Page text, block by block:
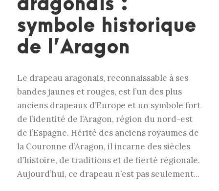
aragonais :
symbole historique
de l’Aragon
Le drapeau aragonais, reconnaissable à ses
bandes jaunes et rouges, est l’un des plus
anciens drapeaux d’Europe et un symbole fort
de l’identité de l’Aragon, région du nord-est
de l’Espagne. Hérité des anciens royaumes de
la Couronne d’Aragon, il incarne des siècles
d’histoire, de traditions et de fierté régionale.
Aujourd’hui, ce drapeau n’est pas seulement...